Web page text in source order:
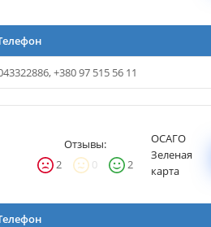
+380 97 515 56 11
Отзывы:
2
0 2
ОСАГО
Зеленая
карта